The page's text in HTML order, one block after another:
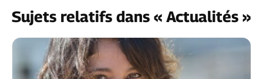
Sujets relatifs dans « Actualités »